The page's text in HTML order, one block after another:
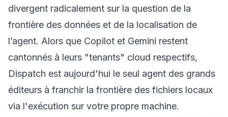
divergent radicalement sur la question de la
frontière des données et de la localisation de
l’agent. Alors que Copilot et Gemini restent
cantonnés à leurs "tenants" cloud respectifs,
Dispatch est aujourd'hui le seul agent des grands
éditeurs à franchir la frontière des fichiers locaux
via l'exécution sur votre propre machine.